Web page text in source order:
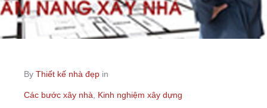
By Thiết kế nhà đẹp in
Các bước xây nhà Kinh nghiệm xây dựng